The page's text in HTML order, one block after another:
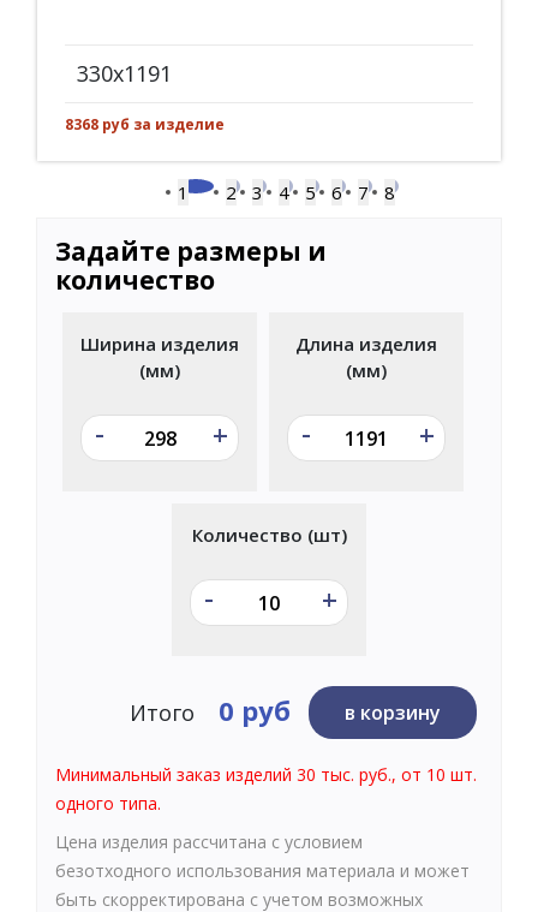
330x1191
8368 руб за изделие
1 2 3 4 5 6 7 8
Задайте размеры и
количество
Ширина изделия
(мм)
- +
Длина изделия
(мм)
- +
Количество (шт)
- +
Итого 0 руб в корзину
Минимальный заказ изделий 30 тыс. руб., от 10 шт.
одного типа.
Цена изделия рассчитана с условием
безотходного использования материала и может
быть скорректирована с учетом возможных